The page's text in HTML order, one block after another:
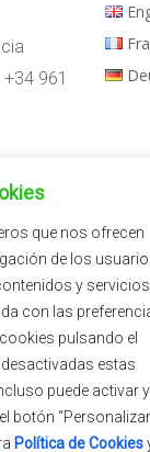
que nos ofrecen
de los
y servicios,
con las
pulsando el
desactivadas estas
puede activar y
botón “Personalizar
Política de Cookies
961